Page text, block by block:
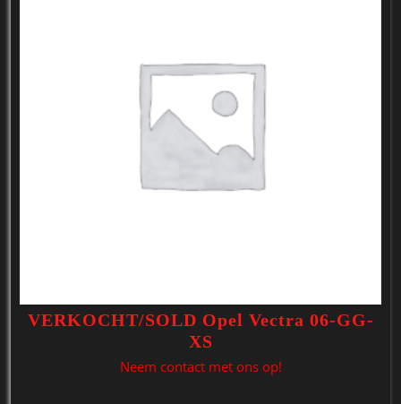
VERKOCHT/SOLD Opel Vectra 06-GG-
XS
Neem contact met ons op!